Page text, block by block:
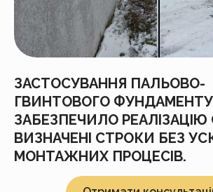
ЗАСТОСУВАННЯ ПАЛЬОВО-
ГВИНТОВОГО ФУНДАМЕНТУ
ЗАБЕЗПЕЧИЛО РЕАЛІЗАЦІЮ
ВИЗНАЧЕНІ СТРОКИ БЕЗ
МОНТАЖНИХ ПРОЦЕСІВ.